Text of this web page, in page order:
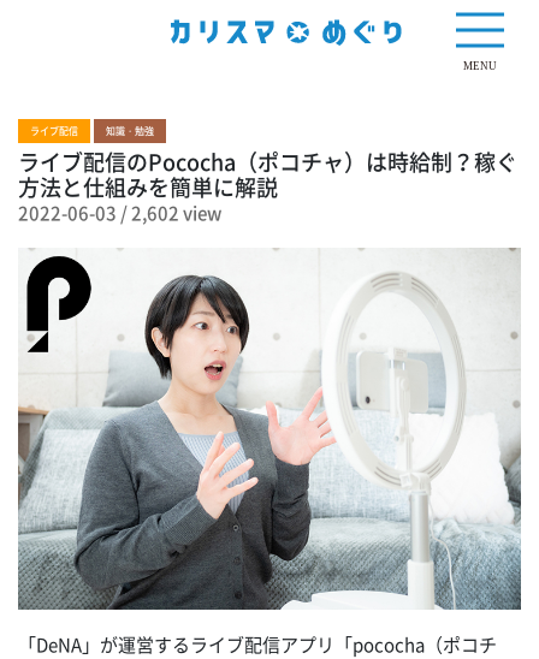
MENU
ライブ配信 知識・勉強
ライブ配信のPococha（ポコチャ）は時給制？稼ぐ
方法と仕組みを簡単に解説
2022-06-03 /2,602 view
「DeNA」が運営するライブ配信アプリ「pococha（ポコチ